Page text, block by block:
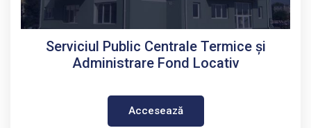
Serviciul Public Centrale Termice și
Administrare Fond Locativ
Accesează